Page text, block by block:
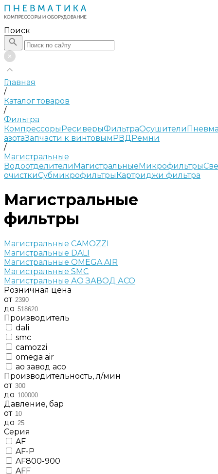
Поиск
Главная
/
Каталог товаров
/
Фильтра
КомпрессорыРесиверыФильтраОсушители
азотаЗапчасти к винтовымРВДРемни
/
Магистральные
ВодоотделителиМагистральныеМикрофильтры
очисткиСубмикрофильтрыКартриджи фильтра
Магистральные
фильтры
Магистральные CAMOZZI
Магистральные DALI
Магистральные OMEGA AIR
Магистральные SMC
Магистральные АО ЗАВОД АСО
Розничная цена
от
до
Производитель
dali
smc
camozzi
omega air
ао завод асо
Производительность, л/мин
от
до
Давление, бар
от
до
Серия
AF
AF-P
AF800-900
AFF